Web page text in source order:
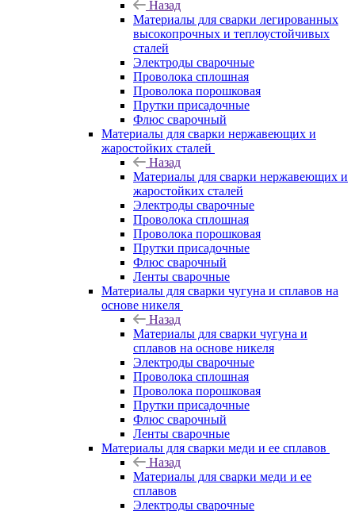
Назад
Материалы для сварки легированных
высокопрочных и теплоустойчивых
сталей
Электроды сварочные
Проволока сплошная
Проволока порошковая
Прутки присадочные
Флюс сварочный
Материалы для сварки нержавеющих и
жаростойких сталей
Назад
Материалы для сварки нержавеющих и
жаростойких сталей
Электроды сварочные
Проволока сплошная
Проволока порошковая
Прутки присадочные
Флюс сварочный
Ленты сварочные
Материалы для сварки чугуна и сплавов на
основе никеля
Назад
Материалы для сварки чугуна и
сплавов на основе никеля
Электроды сварочные
Проволока сплошная
Проволока порошковая
Прутки присадочные
Флюс сварочный
Ленты сварочные
Материалы для сварки меди и ее сплавов
Назад
Материалы для сварки меди и ее
сплавов
Электроды сварочные